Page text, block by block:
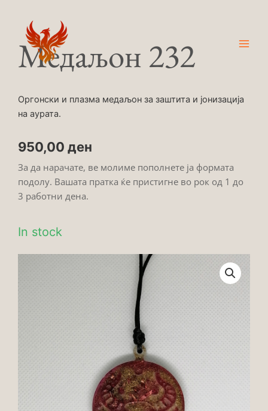
contentМедаљон 232
Оргонски и плазма медаљон за заштита и јонизација
на аурата.
950,00 ден
За да нарачате, ве молиме пополнете ја формата
подолу. Вашата пратка ќе пристигне во рок од 1 до
3 работни дена.
In stock